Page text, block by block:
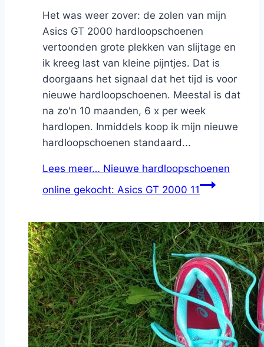
Het was weer zover: de zolen van mijn
Asics GT 2000 hardloopschoenen
vertoonden grote plekken van slijtage en
ik kreeg last van kleine pijntjes. Dat is
doorgaans het signaal dat het tijd is voor
nieuwe hardloopschoenen. Meestal is dat
na zo'n 10 maanden, 6 x per week
hardlopen. Inmiddels koop ik mijn nieuwe
hardloopschoenen standaard...
Lees meer… Nieuwe hardloopschoenen
online gekocht: Asics GT 2000 11